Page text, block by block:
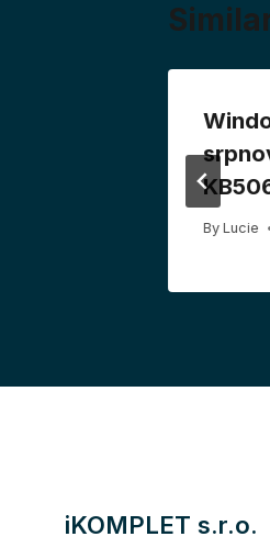
By Lucie
iKOMPLET s.r.o.